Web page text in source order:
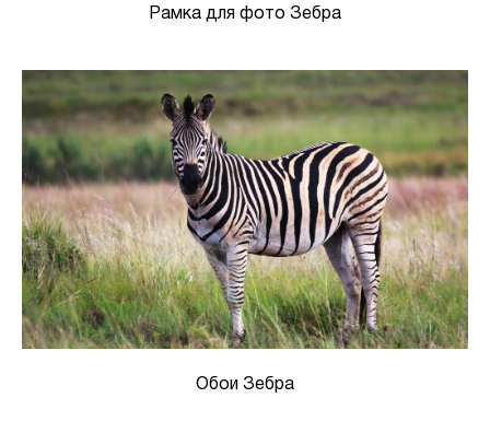
Рамка для фото Зебра
Обои Зебра